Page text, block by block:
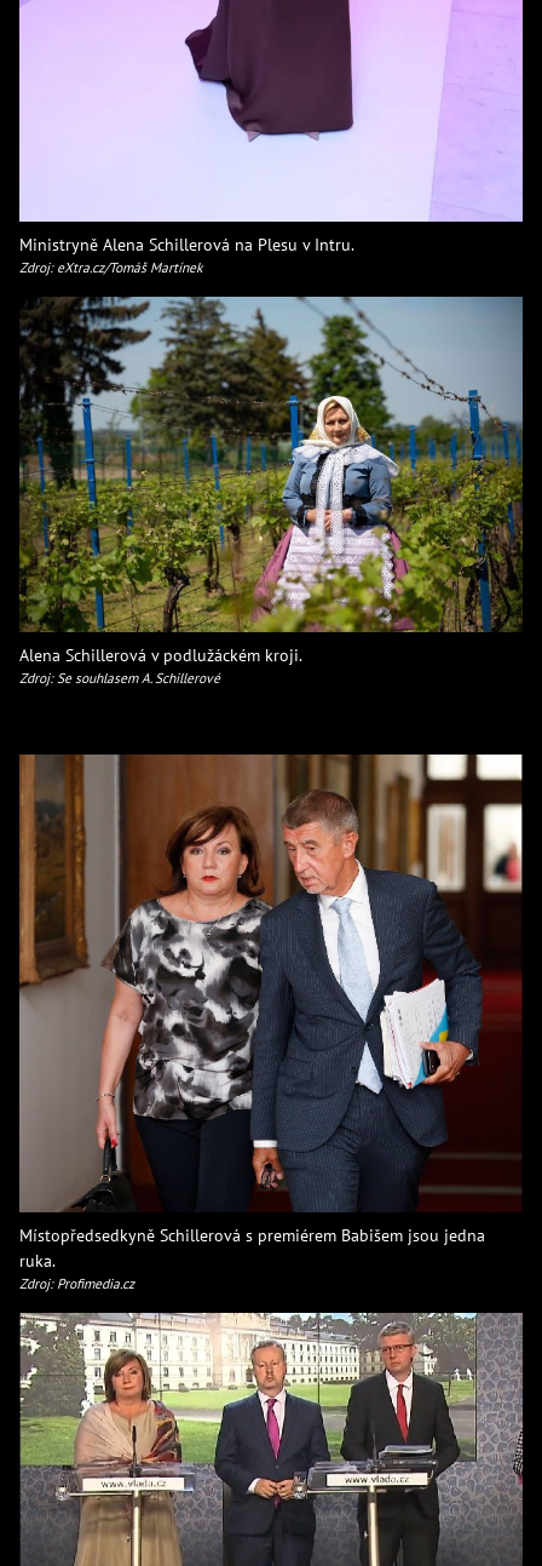
Ministryně Alena Schillerová na Plesu v Intru.
Zdroj: eXtra.cz/Tomáš Martínek
Alena Schillerová v podlužáckém kroji.
Zdroj: Se souhlasem A. Schillerové
Místopředsedkyně Schillerová s premiérem Babišem jsou jedna
ruka.
Zdroj: Profimedia.cz